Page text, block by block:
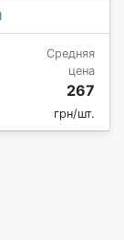
Средняя
цена
267
грн/шт.